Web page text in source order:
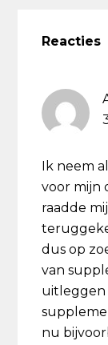
Interacties
Reacties
Ik neem
voor mijn
raadde
dus op
van
uitleggen
nu